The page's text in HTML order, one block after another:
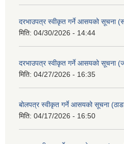
दरभाउपत्र स्वीकृत गर्ने आसयको सूचना
मिति: 04/30/2026 - 14:44
दरभाउपत्र स्वीकृत गर्ने आसयको सूचना
मिति: 04/27/2026 - 16:35
बोलपत्र स्वीकृत गर्ने आसयको सूचना
मिति: 04/17/2026 - 16:50